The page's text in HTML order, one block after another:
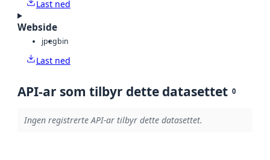
Last ned
Webside
jpegbin
Last ned
API-ar som tilbyr dette datasettet 0
Ingen registrerte API-ar tilbyr dette datasettet.